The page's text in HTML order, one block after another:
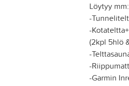
Löytyy mm:
-
-
(2kpl 5hlö
-
-
-Garmin